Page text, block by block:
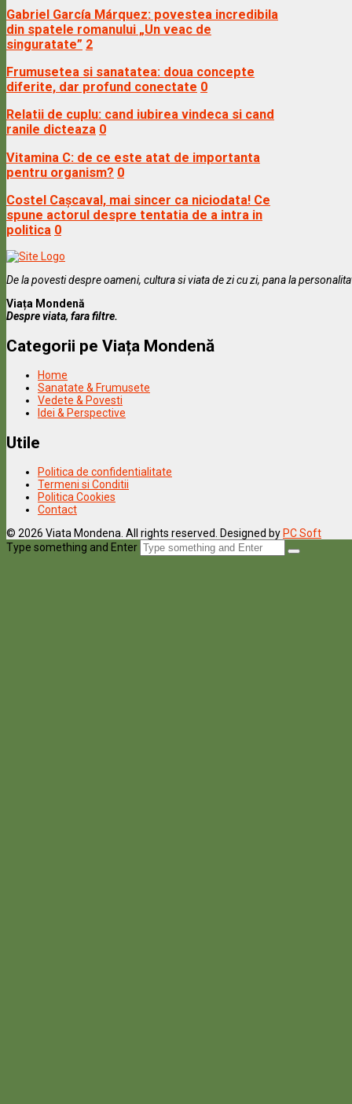
Gabriel García Márquez: povestea incredibila
din spatele romanului „Un veac de
singuratate” 2
Frumusetea si sanatatea: doua concepte
diferite, dar profund conectate 0
Relatii de cuplu: cand iubirea vindeca si cand
ranile dicteaza 0
Vitamina C: de ce este atat de importanta
pentru organism? 0
Costel Cașcaval, mai sincer ca niciodata! Ce
spune actorul despre tentatia de a intra in
politica 0
De la povesti despre oameni, cultura si viata de zi cu zi, pana la
Viața Mondenă
Despre viata, fara filtre.
Categorii pe Viața Mondenă
Home
Sanatate & Frumusete
Vedete & Povesti
Idei & Perspective
Utile
Politica de confidentialitate
Termeni si Conditii
Politica Cookies
Contact
© 2026 Viata Mondena. All rights reserved. Designed by PC Soft
Type something and Enter